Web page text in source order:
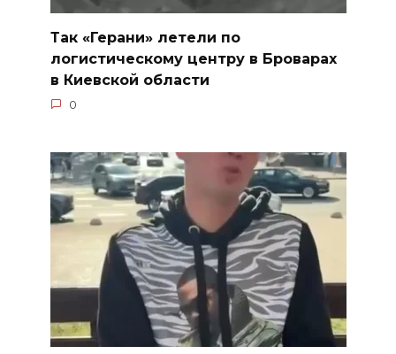
Так «Герани» летели по
логистическому центру в Броварах
в Киевской области
0